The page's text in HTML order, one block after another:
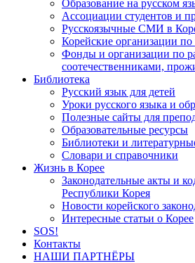
Образование на русском
Ассоциации студентов и
Русскоязычные СМИ в
Корейские организации
Фонды и организации по
соотечественниками,
Библиотека
Русский язык для детей
Уроки русского языка и
Полезные сайты для
Образовательные ресурсы
Библиотеки и
Словари и справочники
Жизнь в Корее
Законодательные акты и
Республики Корея
Новости корейского
Интересные статьи о Корее
SOS!
Контакты
НАШИ ПАРТНЁРЫ